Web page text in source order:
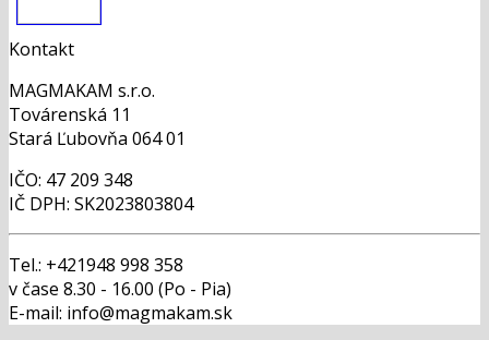
Kontakt
MAGMAKAM s.r.o.
Továrenská 11
Stará Ľubovňa 064 01
IČO: 47 209 348
IČ DPH: SK2023803804
Tel.: +421948 998 358
v čase 8.30 - 16.00 (Po - Pia)
E-mail: info@magmakam.sk